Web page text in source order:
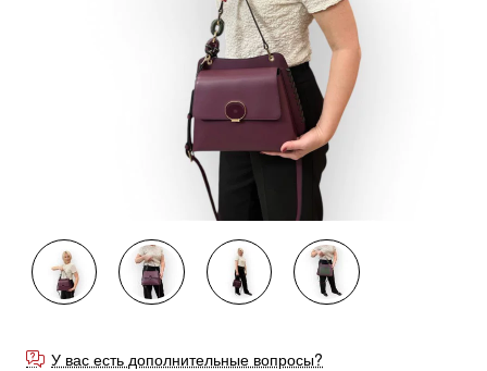
У вас есть дополнительные вопросы?